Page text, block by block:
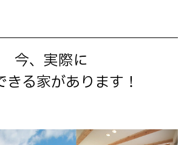
今、実際に
きる家があります！